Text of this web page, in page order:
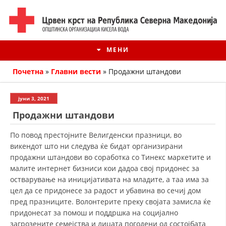
МЕНИ
ИСТОРИЈАТ НА ЦКРМ
Почетна » Главни вести » Продажни штандови
јуни 3, 2021
Продажни штандови
По повод престојните Велигденски празници, во
викендот што ни следува ќе бидат организирани
продажни штандови во соработка со Тинекс маркетите и
малите интернет бизниси кои дадоа свој придонес за
остварување на иницијативата на младите, а таа има за
цел да се придонесе за радост и убавина во сечиј дом
пред празниците. Волонтерите преку својата замисла ќе
придонесат за помош и поддршка на социјално
загрозените семејства и лицата погодени од состојбата